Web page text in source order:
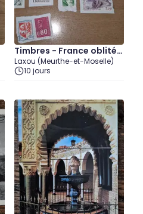
Timbres - France oblitér
és lot 2 (3 juillet)
Laxou (Meurthe-et-Moselle)
10 jours